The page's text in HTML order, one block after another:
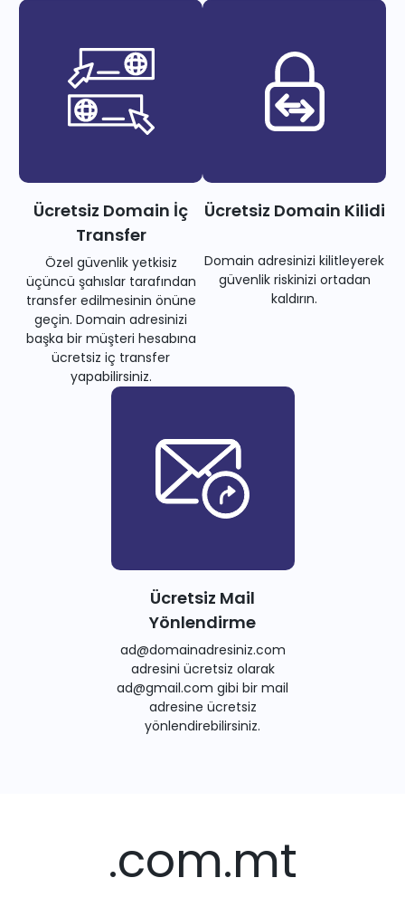
Ücretsiz Domain İç
Transfer
Özel güvenlik yetkisiz
üçüncü şahıslar tarafından
transfer edilmesinin önüne
geçin. Domain adresinizi
başka bir müşteri hesabına
ücretsiz iç transfer
yapabilirsiniz.
Ücretsiz Domain Kilidi
Domain adresinizi kilitleyerek
güvenlik riskinizi ortadan
kaldırın.
Ücretsiz Mail
Yönlendirme
ad@domainadresiniz.com
adresini ücretsiz olarak
ad@gmail.com gibi bir mail
adresine ücretsiz
yönlendirebilirsiniz.
.com.mt